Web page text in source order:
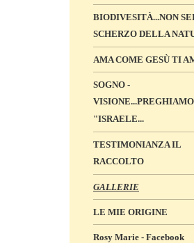
BIODIVESITÀ...NON
SCHERZO DELLA
AMA COME GESÙ TI
SOGNO -
"ISRAELE...
TESTIMONIANZA IL
RACCOLTO
GALLERIE
LE MIE ORIGINE
Rosy Marie - Facebook